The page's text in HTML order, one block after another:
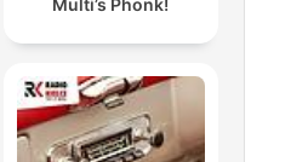
Multi’s Phonk!